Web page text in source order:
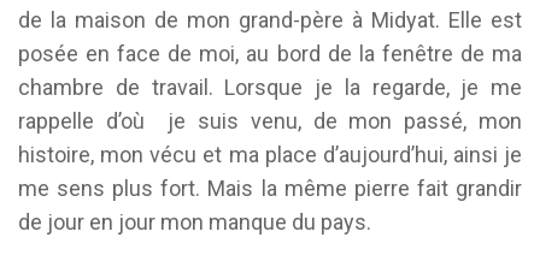
de la maison de mon grand-père à Midyat. Elle est
posée en face de moi, au bord de la fenêtre de ma
chambre de travail. Lorsque je la regarde, je me
rappelle d’où je suis venu, de mon passé, mon
histoire, mon vécu et ma place d’aujourd’hui, ainsi je
me sens plus fort. Mais la même pierre fait grandir
de jour en jour mon manque du pays.